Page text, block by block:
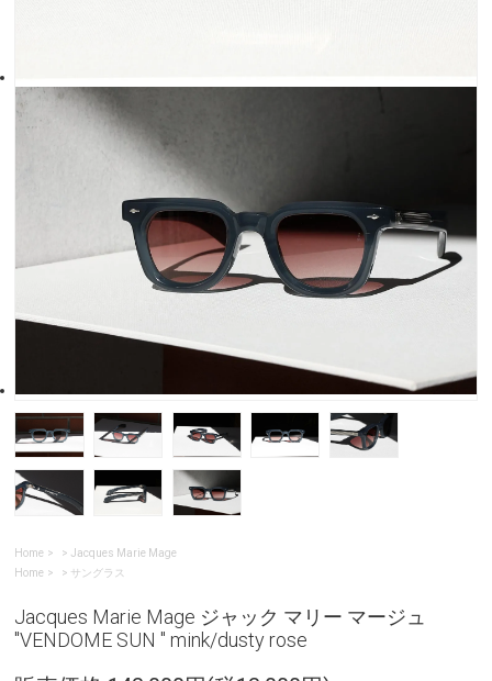
Home > Jacques Marie Mage
Home
> サングラス
Jacques Marie Mage ジャック マリー マージュ
"VENDOME SUN " mink/dusty rose